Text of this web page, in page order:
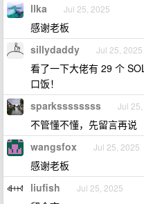
llka Jul 25, 2025
感谢老板
sillydaddy Jul 25, 2025
看了一下大佬有 29 个
口饭！
sparkssssssss Jul
不管懂不懂，先留言再说
wangsfox Jul 25, 2025
感谢老板
liufish Jul 25, 2025